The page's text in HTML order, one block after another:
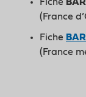
(France
Fiche
(France